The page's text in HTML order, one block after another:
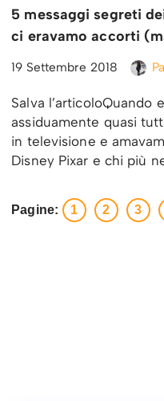
5 messaggi segreti
ci eravamo accorti
19 Settembre 2018
Salva l’articoloQuando
assiduamente quasi
in televisione e
Disney Pixar e chi più
Pagine: 1 2 3